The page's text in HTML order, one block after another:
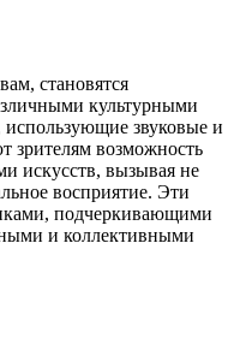
становятся
культурными
звуковые и
зрителям возможность
искусств, вызывая не
восприятие. Эти
подчеркивающими
и коллективными